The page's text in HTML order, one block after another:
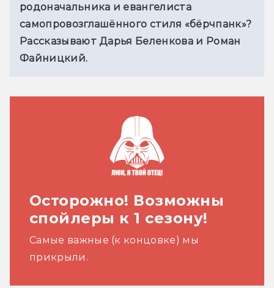
родоначальника и евангелиста
самопровозглашённого стиля «бёрчпанк»?
Рассказывают Дарья Беленкова и Роман
Файницкий.
Осторожно! Возможны
спойлеры к 1 сезону!
Самые важные (к концовке) мы
прикрыли .